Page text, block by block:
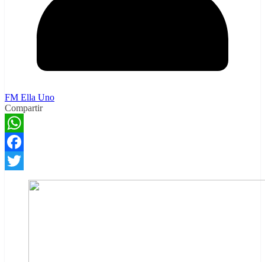
FM Ella Uno
Compartir
WhatsApp
Facebook
Twitter